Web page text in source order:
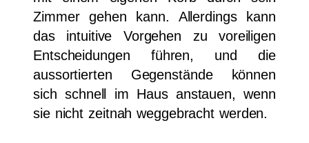
Zimmer gehen kann. Allerdings kann
das intuitive Vorgehen zu voreiligen
Entscheidungen führen, und die
aussortierten Gegenstände können
sich schnell im Haus anstauen, wenn
sie nicht zeitnah weggebracht werden.